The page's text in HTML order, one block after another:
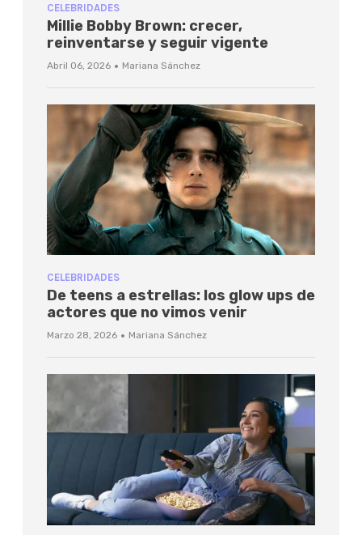
CELEBRIDADES
Millie Bobby Brown: crecer,
reinventarse y seguir vigente
Abril 06, 2026 · Mariana Sánchez
CELEBRIDADES
De teens a estrellas: los glow ups de
actores que no vimos venir
Marzo 28, 2026 · Mariana Sánchez